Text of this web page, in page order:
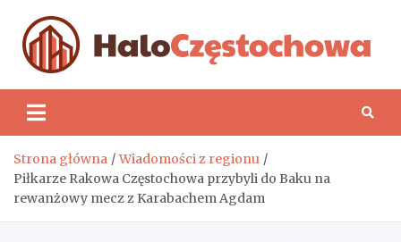
content
Strona główna
Wiadomości z regionu
Piłkarze Rakowa Częstochowa przybyli do Baku na
rewanżowy mecz z Karabachem Agdam